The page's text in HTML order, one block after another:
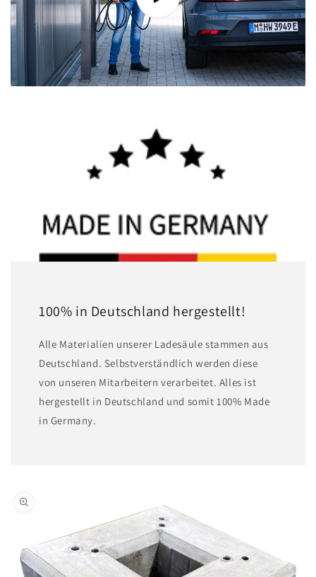
100% in Deutschland hergestellt!
A lle Materialien unserer Ladesäule stammen aus
Deutschland. Selbstverständlich werden diese
von unseren Mitarbeitern verarbeitet. Alles ist
hergestellt in Deutschland und somit 100% Made
in Germany.